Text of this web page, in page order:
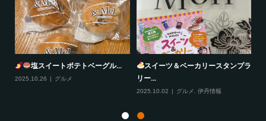
塩スイートポテトベーグル...
2025.10.26 グルメ
スイーツ＆ベーカリースタンプラ
リー...
2025.10.02 グルメ 伊丹情報